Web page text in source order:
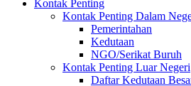
Kontak Penting
Kontak Penting Dalam
Pemerintahan
Kedutaan
NGO/Serikat Buruh
Kontak Penting Luar Negeri
Daftar Kedutaan